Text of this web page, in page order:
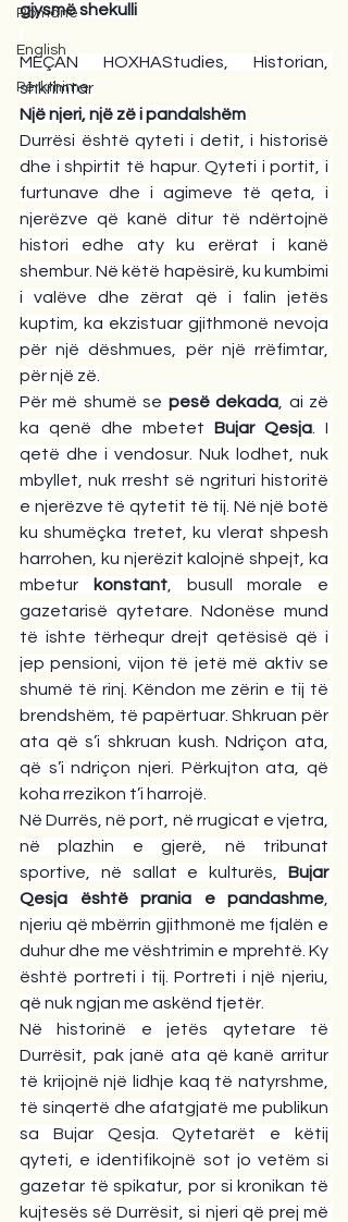
Romane
English
Përkthime
gjysmë shekulli
MEÇAN HOXHAStudies, Historian,
shkrimtar
Një njeri, një zë i pandalshëm
Durrësi është qyteti i detit, i historisë
dhe i shpirtit të hapur. Qyteti i portit, i
furtunave dhe i agimeve të qeta, i
njerëzve që kanë ditur të ndërtojnë
histori edhe aty ku erërat i kanë
shembur. Në këtë hapësirë, ku kumbimi
i valëve dhe zërat që i falin jetës
kuptim, ka ekzistuar gjithmonë nevoja
për një dëshmues, për një rrëfimtar,
për një zë.
Për më shumë se pesë dekada , ai zë
ka qenë dhe mbetet Bujar Qesja . I
qetë dhe i vendosur. Nuk lodhet, nuk
mbyllet, nuk rresht së ngrituri historitë
e njerëzve të qytetit të tij. Në një botë
ku shumëçka tretet, ku vlerat shpesh
harrohen, ku njerëzit kalojnë shpejt, ka
mbetur
konstant, busull morale e
gazetarisë qytetare. Ndonëse mund
të ishte tërhequr drejt qetësisë që i
jep pensioni, vijon të jetë më aktiv se
shumë të rinj. Këndon me zërin e tij të
brendshëm, të papërtuar. Shkruan për
ata që s’i shkruan kush. Ndriçon ata,
që s’i ndriçon njeri. Përkujton ata, që
koha rrezikon t’i harrojë.
Në Durrës, në port, në rrugicat e vjetra,
në plazhin e gjerë, në tribunat
sportive, në sallat e kulturës, Bujar
Qesja është prania e pandashme
njeriu që mbërrin gjithmonë me fjalën e
duhur dhe me vështrimin e mprehtë. Ky
është portreti i tij. Portreti i një njeriu,
që nuk ngjan me askënd tjetër.
Në historinë e jetës qytetare të
Durrësit, pak janë ata që kanë arritur
të krijojnë një lidhje kaq të natyrshme,
të sinqertë dhe afatgjatë me publikun
sa Bujar Qesja. Qytetarët e këtij
qyteti, e identifikojnë sot jo vetëm si
gazetar të spikatur, por si kronikan të
kujtesës së Durrësit, si njeri që prej më